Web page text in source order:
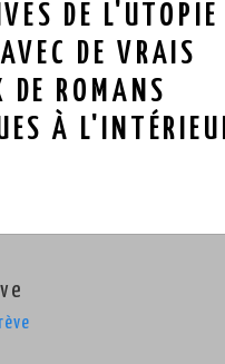
DE L'UTOPIE
DE VRAIS
DE ROMANS
À